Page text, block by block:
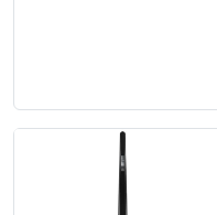
Product Link